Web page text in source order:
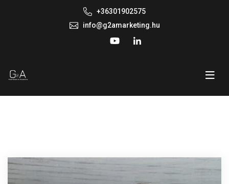
+36301902575
info@g2amarketing.hu